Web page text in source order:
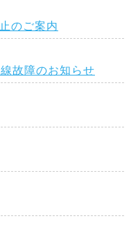
のご案内
故障のお知らせ